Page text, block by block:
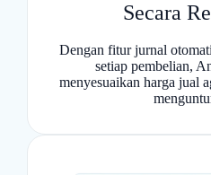
Secara
Dengan fitur jurnal
setiap pembelian,
menyesuaikan harga jual